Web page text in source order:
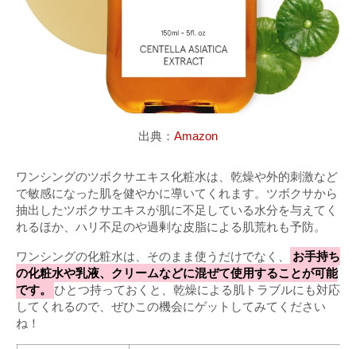
出典： Amazon
ワンシングのツボクサエキス化粧水は、乾燥や外的刺激など
で敏感になった肌を健やかに導いてくれます。ツボクサから
抽出したツボクサエキスが肌に不足している水分を与えてく
れるほか、ハリ不足のや過剰な皮脂による肌荒れも予防。
ワンシングの化粧水は、そのまま使うだけでなく、
お手持ち
の化粧水や乳液、クリームなどに混ぜて使用することが可能
です。
ひとつ持っておくと、乾燥による肌トラブルにも対応
してくれるので、ぜひこの機会にゲットしてみてください
ね！